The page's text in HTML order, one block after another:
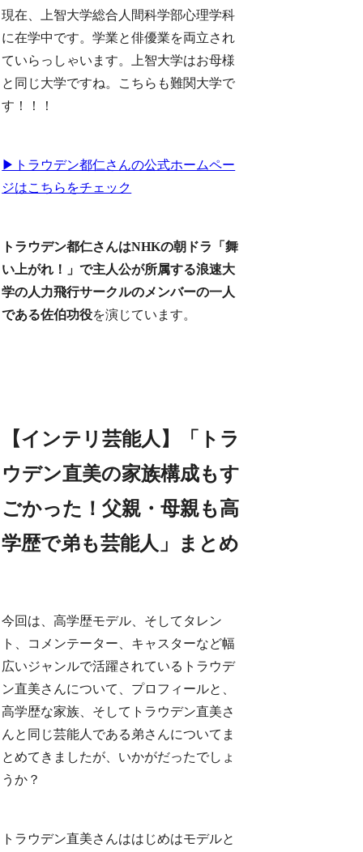
現在、上智大学総合人間科学部心理学科
に在学中です。学業と俳優業を両立され
ていらっしゃいます。上智大学はお母様
と同じ大学ですね。こちらも難関大学で
す！！！
▶︎トラウデン都仁さんの公式ホームペー
ジはこちらをチェック
トラウデン都仁さんはNHKの朝ドラ「舞
い上がれ！」で主人公が所属する浪速大
学の人力飛行サークルのメンバーの一人
である佐伯功役を演じています。
【インテリ芸能人】「トラ
ウデン直美の家族構成もす
ごかった！父親・母親も高
学歴で弟も芸能人」まとめ
今回は、高学歴モデル、そしてタレン
ト、コメンテーター、キャスターなど幅
広いジャンルで活躍されているトラウデ
ン直美さんについて、プロフィールと、
高学歴な家族、そしてトラウデン直美さ
んと同じ芸能人である弟さんについてま
とめてきましたが、いかがだったでしょ
うか？
トラウデン直美さんははじめはモデルと